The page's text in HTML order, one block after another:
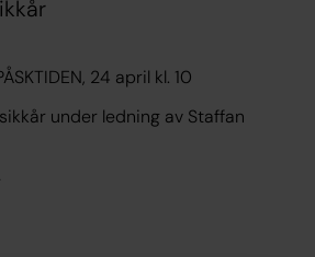
24 april kl. 10
under ledning av Staffan